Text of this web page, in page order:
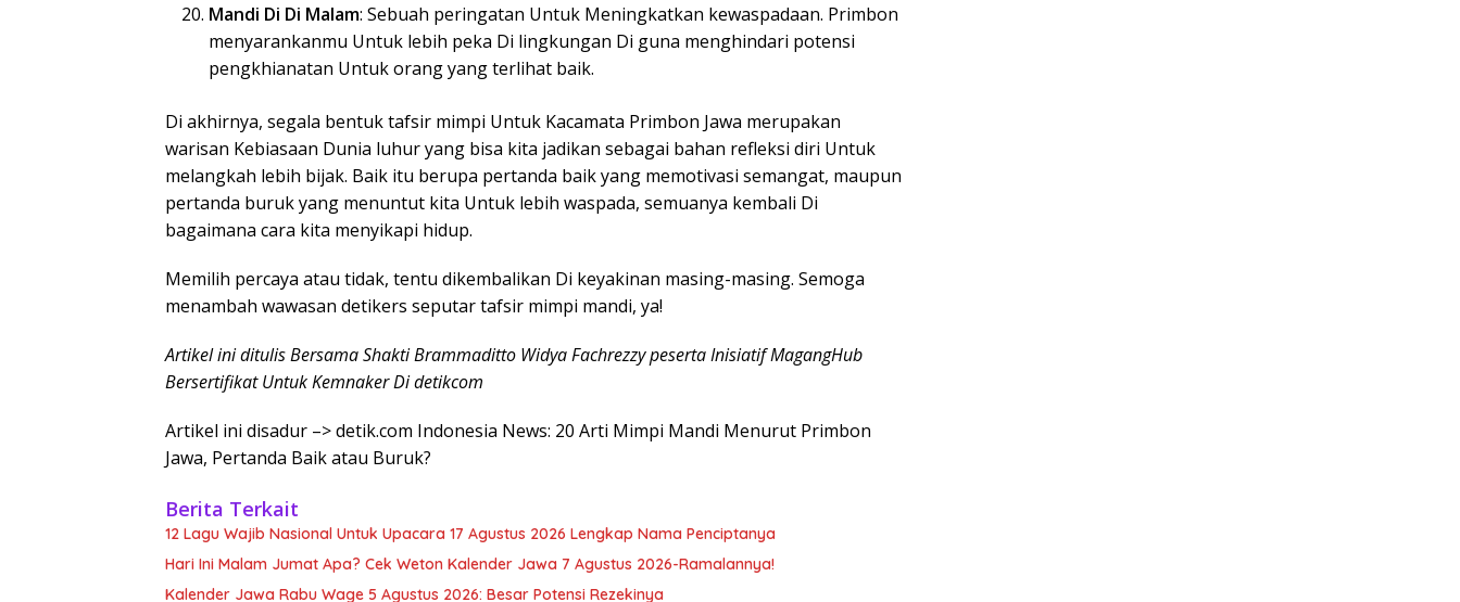
Mandi Di Di Malam: Sebuah peringatan Untuk Meningkatkan kewaspadaan. Primbon
menyarankanmu Untuk lebih peka Di lingkungan Di guna menghindari potensi
pengkhianatan Untuk orang yang terlihat baik.
Di akhirnya, segala bentuk tafsir mimpi Untuk Kacamata Primbon Jawa merupakan
warisan Kebiasaan Dunia luhur yang bisa kita jadikan sebagai bahan refleksi diri Untuk
melangkah lebih bijak. Baik itu berupa pertanda baik yang memotivasi semangat, maupun
pertanda buruk yang menuntut kita Untuk lebih waspada, semuanya kembali Di
bagaimana cara kita menyikapi hidup.
Memilih percaya atau tidak, tentu dikembalikan Di keyakinan masing-masing. Semoga
menambah wawasan detikers seputar tafsir mimpi mandi, ya!
Artikel ini ditulis Bersama Shakti Brammaditto Widya Fachrezzy peserta Inisiatif MagangHub
Bersertifikat Untuk Kemnaker Di detikcom
Artikel ini disadur –> detik.com Indonesia News: 20 Arti Mimpi Mandi Menurut Primbon
Jawa, Pertanda Baik atau Buruk?
Berita Terkait
12 Lagu Wajib Nasional Untuk Upacara 17 Agustus 2026 Lengkap Nama Penciptanya
Hari Ini Malam Jumat Apa? Cek Weton Kalender Jawa 7 Agustus 2026-Ramalannya!
Kalender Jawa Rabu Wage 5 Agustus 2026: Besar Potensi Rezekinya